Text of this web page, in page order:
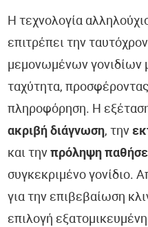
Η τεχνολογία
επιτρέπει την
μεμονωμένων γονιδίων
ταχύτητα,
πληροφόρηση. Η εξέταση
ακριβή διάγνωση, την
και τηνπρόληψη
συγκεκριμένο γονίδιο.
για την επιβεβαίωση
επιλογή